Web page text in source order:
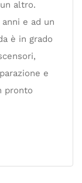
altro.
e ad un
è in grado
e
pronto